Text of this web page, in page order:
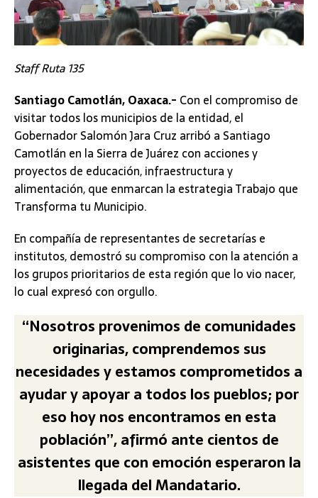
Staff Ruta 135
Santiago Camotlán, Oaxaca.- Con el compromiso de
visitar todos los municipios de la entidad, el
Gobernador Salomón Jara Cruz arribó a Santiago
Camotlán en la Sierra de Juárez con acciones y
proyectos de educación, infraestructura y
alimentación, que enmarcan la estrategia Trabajo que
Transforma tu Municipio.
En compañía de representantes de secretarías e
institutos, demostró su compromiso con la atención a
los grupos prioritarios de esta región que lo vio nacer,
lo cual expresó con orgullo.
“Nosotros provenimos de comunidades
originarias, comprendemos sus
necesidades y estamos comprometidos a
ayudar y apoyar a todos los pueblos; por
eso hoy nos encontramos en esta
población”, afirmó ante cientos de
asistentes que con emoción esperaron la
llegada del Mandatario.